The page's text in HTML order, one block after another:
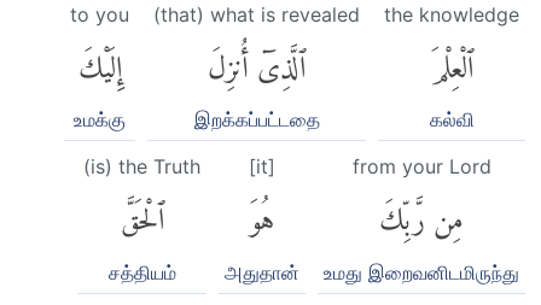
the knowledge
ٱلْعِلْمَ
கல்வி
(that) what is revealed
ٱلَّذِىٓ أُنزِلَ
இறக்கப்பட்டதை
to you
إِلَيْكَ
உமக்கு
from your Lord
مِن رَّبِّكَ
உமது இறைவனிடமிருந்து
[it]
هُوَ
அதுதான்
(is) the Truth
ٱلْحَقَّ
சத்தியம்